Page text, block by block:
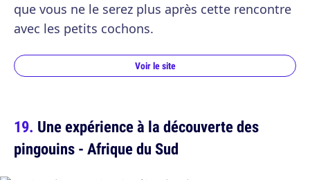
que vous ne le serez plus après cette rencontre
avec les petits cochons.
Voir le site
Une expérience à la découverte des
pingouins - Afrique du Sud